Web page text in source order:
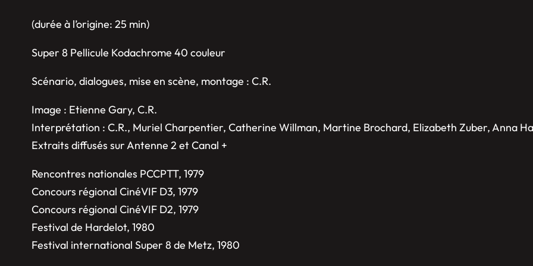
(durée à l’origine: 25 min)
Super 8 Pellicule Kodachrome 40 couleur
Scénario, dialogues, mise en scène, montage : C.R.
Image : Etienne Gary, C.R.
Interprétation : C.R., Muriel Charpentier, Catherine Willman, Martine Brochard, Elizabeth Zuber, Anna
Extraits diffusés sur Antenne 2 et Canal +
Rencontres nationales PCCPTT, 1979
Concours régional CinéVIF D3, 1979
Concours régional CinéVIF D2, 1979
Festival de Hardelot, 1980
Festival international Super 8 de Metz, 1980